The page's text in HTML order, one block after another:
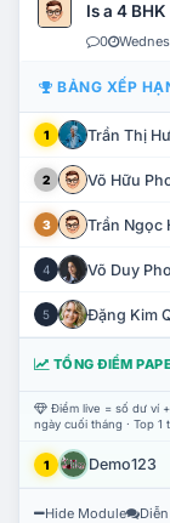
Is a 4
0
BẢNG XẾP
1 Trần Thị
2 Võ Hữu
3 Trần Ngọc
4 Võ Duy
5 Đặng Kim
TỔNG ĐIỂM
Điểm live = số dư ví
ngày cuối tháng · Top
1 Demo123
Hide Module